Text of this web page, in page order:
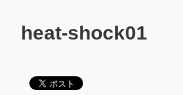
heat-shock01